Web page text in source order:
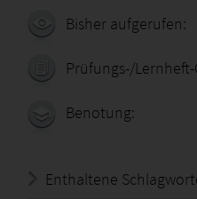
Bisher aufgerufen:
Prüfungs-/Lernheft-
Benotung:
Enthaltene